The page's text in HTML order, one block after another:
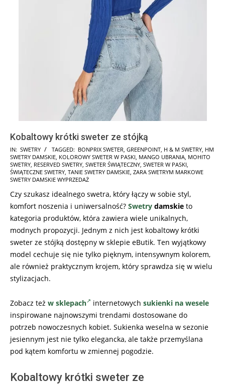
Kobaltowy krótki sweter ze stójką
2025-
11-
06
IN: SWETRY TAGGED: BONPRIX SWETER GREENPOINT H & M SWETRY HM
SWETRY DAMSKIE KOLOROWY SWETER W PASKI MANGO UBRANIA MOHITO
SWETRY RESERVED SWETRY SWETER ŚWIĄTECZNY SWETER W PASKI
ŚWIĄTECZNE SWETRY TANIE SWETRY DAMSKIE ZARA SWETRYM MARKOWE
SWETRY DAMSKIE WYPRZEDAŻ
Czy szukasz idealnego swetra, który łączy w sobie styl,
komfort noszenia i uniwersalność? Swetry damskie to
kategoria produktów, która zawiera wiele unikalnych,
modnych propozycji. Jednym z nich jest kobaltowy krótki
sweter ze stójką dostępny w sklepie eButik. Ten wyjątkowy
model cechuje się nie tylko pięknym, intensywnym kolorem,
ale również praktycznym krojem, który sprawdza się w wielu
stylizacjach.
Zobacz też w sklepach internetowych sukienki na wesele
inspirowane najnowszymi trendami dostosowane do
potrzeb nowoczesnych kobiet. Sukienka weselna w sezonie
jesiennym jest nie tylko elegancka, ale także przemyślana
pod kątem komfortu w zmiennej pogodzie.
Kobaltowy krótki sweter ze